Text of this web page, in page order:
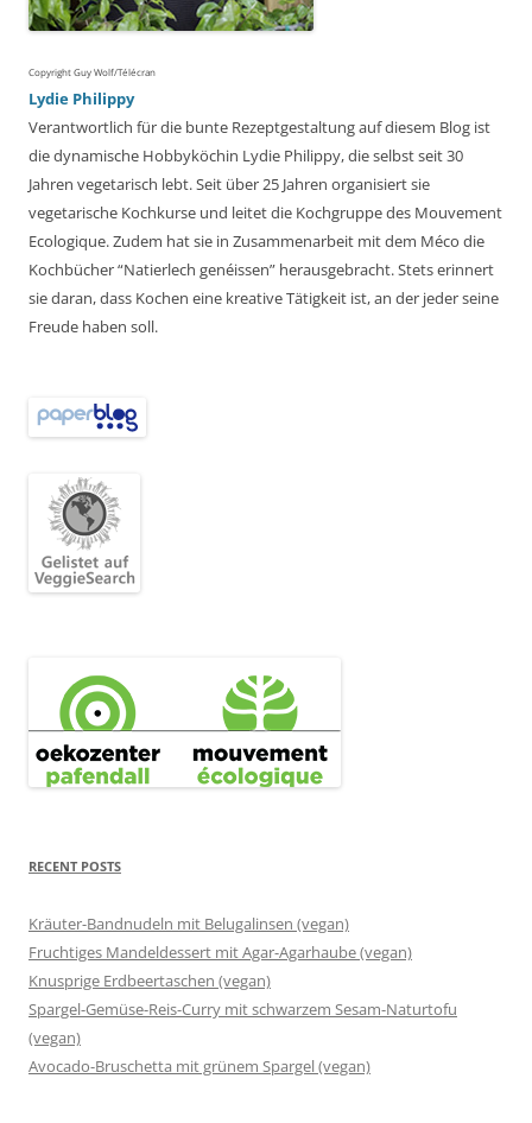
Copyright Guy Wolf/Télécran
Lydie Philippy
Verantwortlich für die bunte Rezeptgestaltung auf diesem Blog ist
die dynamische Hobbyköchin Lydie Philippy, die selbst seit 30
Jahren vegetarisch lebt. Seit über 25 Jahren organisiert sie
vegetarische Kochkurse und leitet die Kochgruppe des Mouvement
Ecologique. Zudem hat sie in Zusammenarbeit mit dem Méco die
Kochbücher “Natierlech genéissen” herausgebracht. Stets erinnert
sie daran, dass Kochen eine kreative Tätigkeit ist, an der jeder seine
Freude haben soll.
RECENT POSTS
Kräuter-Bandnudeln mit Belugalinsen (vegan)
Fruchtiges Mandeldessert mit Agar-Agarhaube (vegan)
Knusprige Erdbeertaschen (vegan)
Spargel-Gemüse-Reis-Curry mit schwarzem Sesam-Naturtofu
(vegan)
Avocado-Bruschetta mit grünem Spargel (vegan)